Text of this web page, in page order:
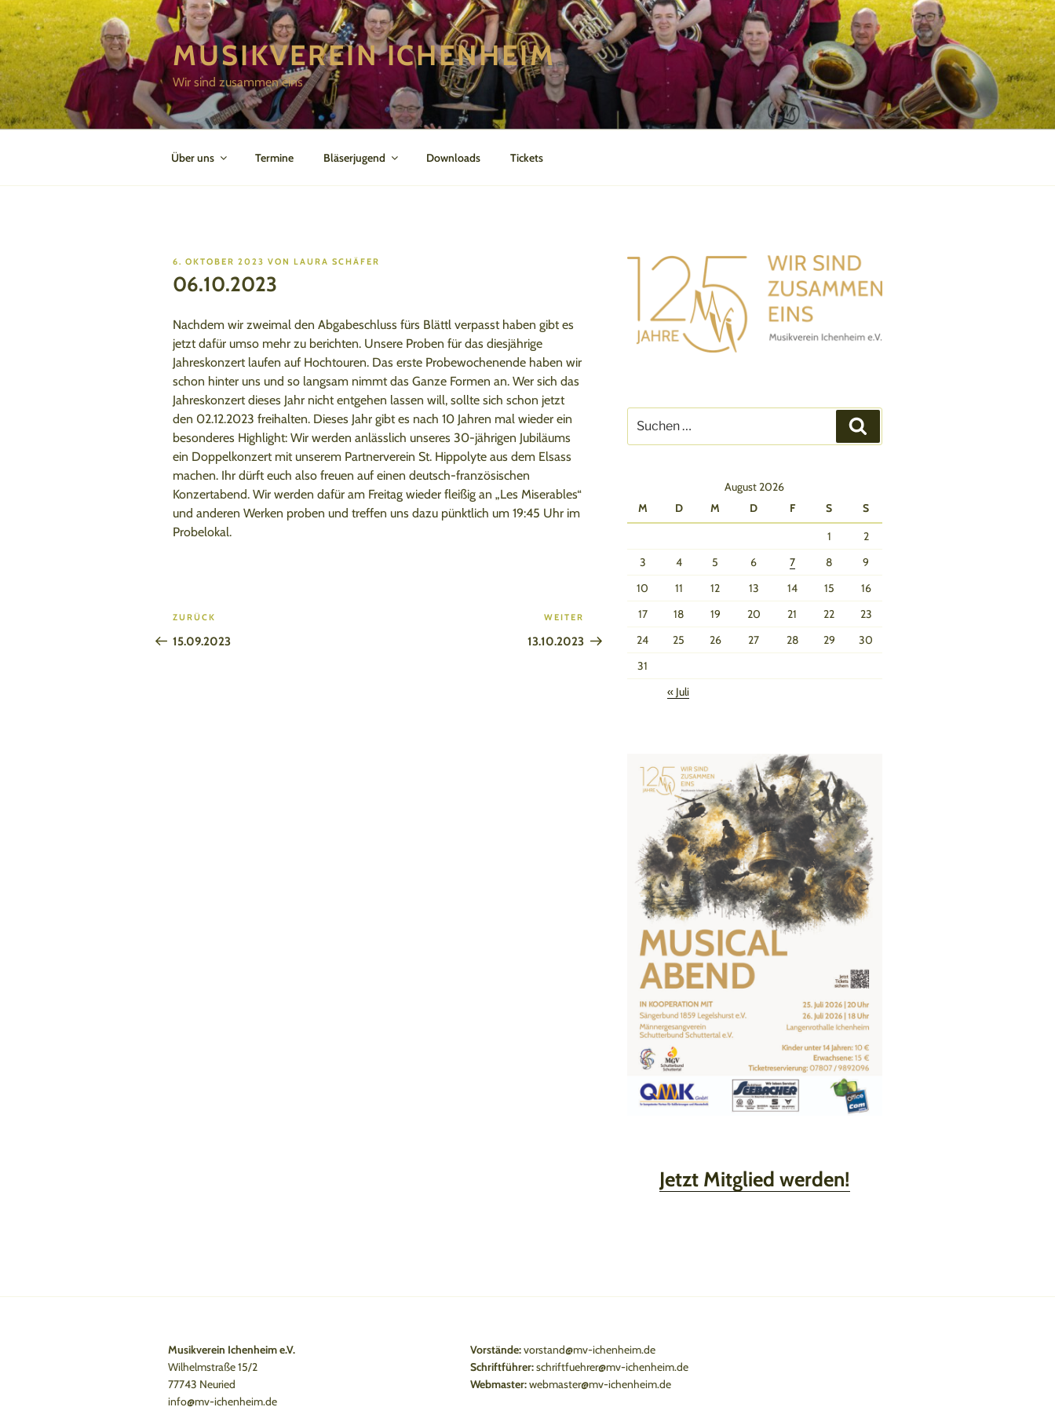
Zum
Inhalt
springen
MUSIKVEREIN ICHENHEIM
Wir sind zusammen eins
Über uns Termine Bläserjugend Downloads Tickets
VERÖFFENTLICHT
6. OKTOBER 2023 VON LAURA SCHÄFER
06.10.2023
Nachdem wir zweimal den Abgabeschluss fürs Blättl verpasst haben gibt es
jetzt dafür umso mehr zu berichten. Unsere Proben für das diesjährige
Jahreskonzert laufen auf Hochtouren. Das erste Probewochenende haben wir
schon hinter uns und so langsam nimmt das Ganze Formen an. Wer sich das
Jahreskonzert dieses Jahr nicht entgehen lassen will, sollte sich schon jetzt
den 02.12.2023 freihalten. Dieses Jahr gibt es nach 10 Jahren mal wieder ein
besonderes Highlight: Wir werden anlässlich unseres 30-jährigen Jubiläums
ein Doppelkonzert mit unserem Partnerverein St. Hippolyte aus dem Elsass
machen. Ihr dürft euch also freuen auf einen deutsch-französischen
Konzertabend. Wir werden dafür am Freitag wieder fleißig an „Les Miserables“
und anderen Werken proben und treffen uns dazu pünktlich um 19:45 Uhr im
Probelokal.
Beitragsnavigation
Vorheriger
Beitrag
ZURÜCK
15.09.2023
Beitrag
WEITER
13.10.2023
nach:
August 2026
M
D M D F S
S
1
2
3
4 5 6 7 8
9
10
11 12 13 14 15
16
17
18 19 20 21 22
23
24
25 26 27 28 29
30
31
« Juli
Jetzt Mitglied werden!
Musikverein Ichenheim e.V.
Wilhelmstraße 15/2
77743 Neuried
info@mv-ichenheim.de
Vorstände:vorstand@mv-ichenheim.de
Schriftführer:schriftfuehrer@mv-ichenheim.de
Webmaster:webmaster@mv-ichenheim.de